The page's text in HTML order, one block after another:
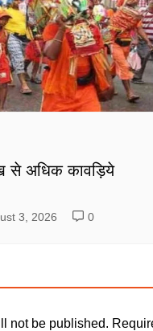
से अधिक कावड़िये
3, 2026 0
not be published.